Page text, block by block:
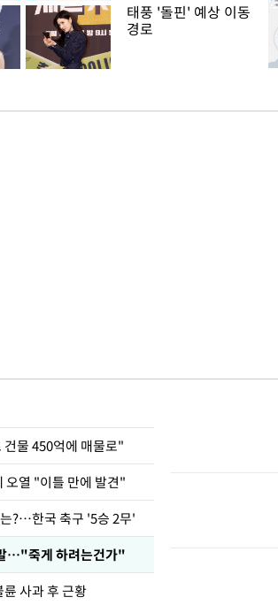
태풍 '돌핀' 예상 이동
경로
물 450억에 매물로"
오열 "이틀 만에 발견"
?…한국 축구 '5승 2무'
…"죽게 하려는건가"
사과 후 근황